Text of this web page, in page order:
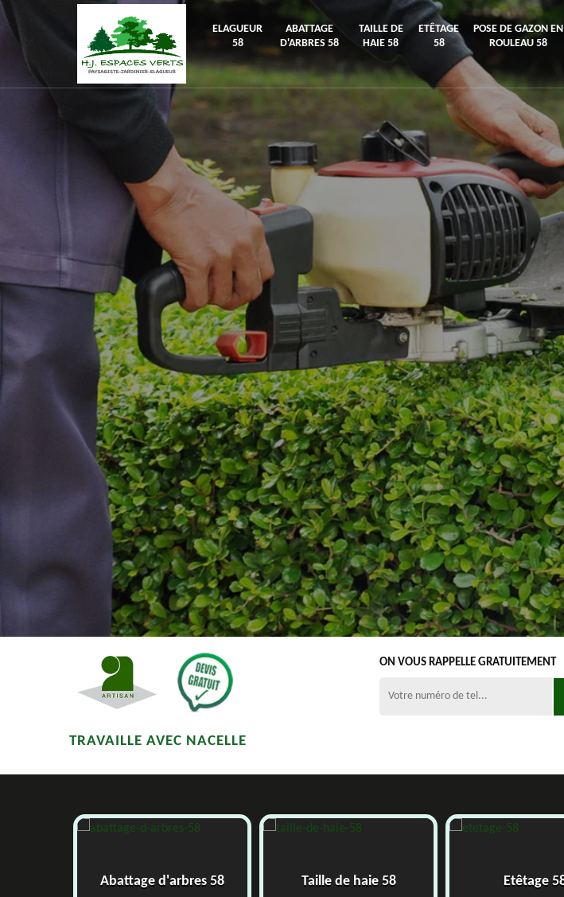
ELAGUEUR
58
ABATTAGE
D'ARBRES 58
TAILLE DE
HAIE 58
ETÊTAGE
58
POSE DE GAZON EN
ROULEAU 58
TRAVAILLE AVEC NACELLE
ON VOUS RAPPELLE GRATUITEMENT
Abattage d'arbres 58 Taille de haie 58 Etêtage 58